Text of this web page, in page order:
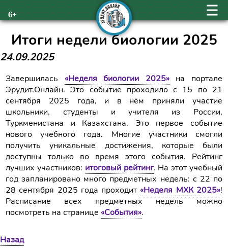
6+
Итоги недели биологии 2025
24.09.2025
Завершилась «Неделя биологии 2025»на портале
Эрудит.Онлайн. Это событие проходило с 15 по 21
сентября 2025 года, и в нём приняли участие
школьники, студенты и учителя из России,
Туркменистана и Казахстана. Это первое событие
нового учебного года. Многие участники смогли
получить уникальные достижения, которые были
доступны только во время этого события. Рейтинг
лучших участников: итоговый рейтинг. На этот учебный
год запланировано много предметных недель: с 22 по
28 сентября 2025 года проходит «Неделя МХК 2025»!
Расписание всех предметных недель можно
посмотреть на странице «События».
Назад